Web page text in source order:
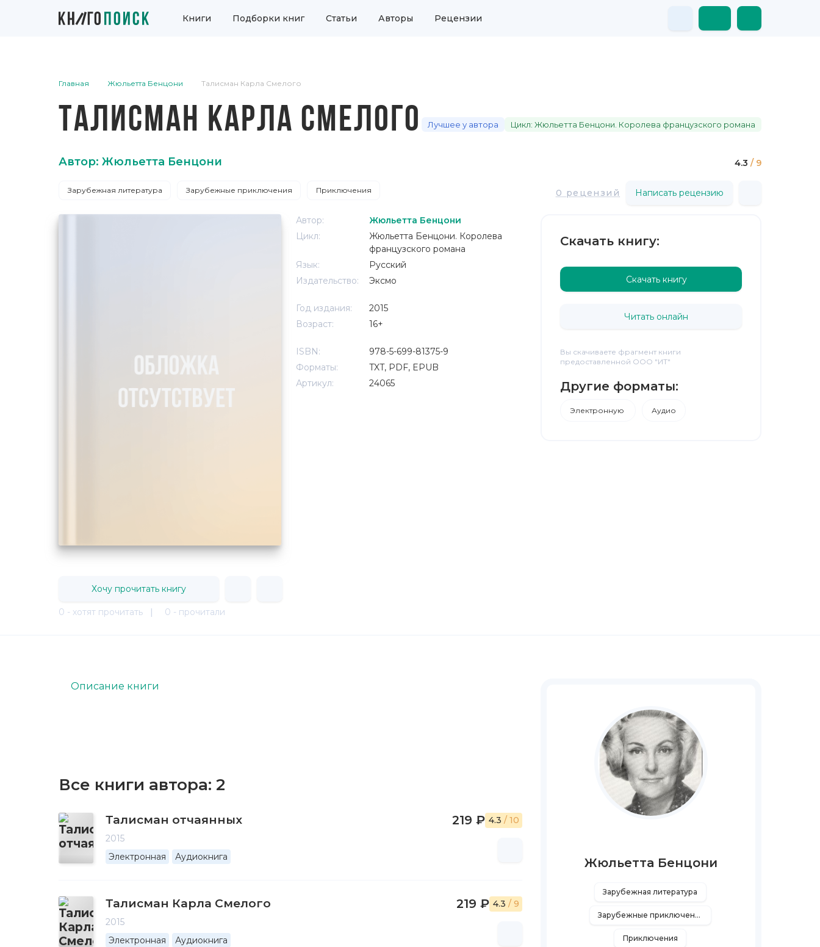
Книги Подборки книг Статьи Авторы Рецензии
Главная Жюльетта Бенцони Талисман Карла Смелого
ТАЛИСМАН КАРЛА СМЕЛОГО Лучшее у автора Цикл: Жюльетта Бенцони. Королева французского романа
Автор: Жюльетта Бенцони 4.3 / 9
Зарубежная литература Зарубежные приключения Приключения 0 рецензий Написать рецензию
Автор:
Жюльетта Бенцони
Цикл:
Жюльетта Бенцони. Королева
французского романа
Язык:
Русский
Издательство:
Эксмо
Год издания:
2015
Возраст:
16+
ISBN:
978-5-699-81375-9
Форматы:
TXT, PDF, EPUB
Артикул:
24065
Скачать книгу:
Скачать книгу
Читать онлайн
Вы скачиваете фрагмент книги
предоставленной ООО "ИТ"
Другие форматы:
Электронную Аудио
Хочу прочитать книгу
0 - хотят прочитать | 0 - прочитали
Описание книги
Все книги автора: 2
Талисман отчаянных
2015
Электронная
Аудиокнига
219 ₽ 4.3 / 10
Талисман Карла Смелого
2015
Электронная
Аудиокнига
219 ₽ 4.3 / 9
Жюльетта Бенцони
Зарубежная литература
Зарубежные приключения
Приключения